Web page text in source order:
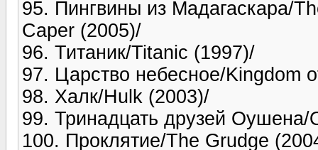
95. Пингвины из Мадагаскара/
Caper (2005)/
96. Титаник/Titanic (1997)/
97. Царство небесное/Kingdom
98. Халк/Hulk (2003)/
99. Тринадцать друзей Оушена/
100. Проклятие/The Grudge